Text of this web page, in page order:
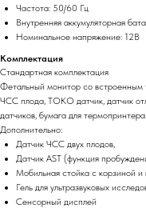
Частота: 50/60 Гц
Внутренняя аккумуляторная
Номинальное напряжение: 12В
Комплектация
Cтандартная комплектация
Фетальный монитор со встроенным
ЧСС плода, ТОКО датчик, датчик
датчиков, бумага для термопринтера.
Дополнительно:
Датчик ЧСС двух плодов,
Датчик AST (функция
Мобильная стойка с корзиной
Гель для ультразвуковых
Сенсорный дисплей